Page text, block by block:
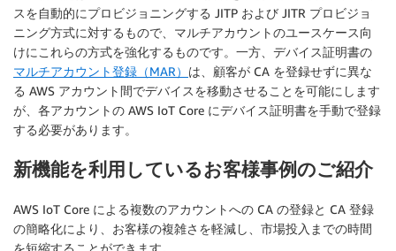
スを自動的にプロビジョニングする JITP および JITR プロビジョ
ニング方式に対するもので、マルチアカウントのユースケース向
けにこれらの方式を強化するものです。一方、デバイス証明書の
マルチアカウント登録（MAR） は、顧客が CA を登録せずに異な
る AWS アカウント間でデバイスを移動させることを可能にします
が、各アカウントの AWS IoT Core にデバイス証明書を手動で登録
する必要があります。
新機能を利用しているお客様事例のご紹介
AWS IoT Core による複数のアカウントへの CA の登録と CA 登録
の簡略化により、お客様の複雑さを軽減し、市場投入までの時間
を短縮することができます。